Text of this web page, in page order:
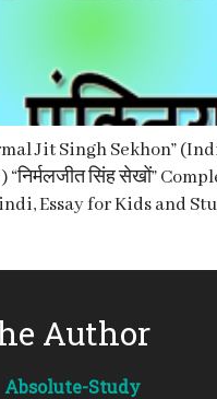
Jit Singh Sekhon”
सिंह सेखों”
Essay for Kids and
Author
Absolute-Study